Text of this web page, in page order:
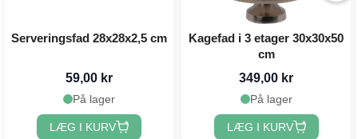
Serveringsfad 28x28x2,5 cm
59,00 kr
På lager
LÆG I KURV
Kagefad i 3 etager 30x30x50
cm
349,00 kr
På lager
LÆG I KURV